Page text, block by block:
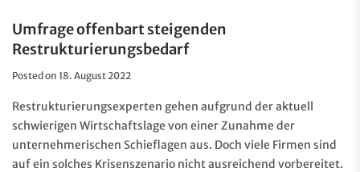
Umfrage offenbart steigenden
Restrukturierungsbedarf
Posted on 18. August 2022
Restrukturierungsexperten gehen aufgrund der aktuell
schwierigen Wirtschaftslage von einer Zunahme der
unternehmerischen Schieflagen aus. Doch viele Firmen sind
auf ein solches Krisenszenario nicht ausreichend vorbereitet.